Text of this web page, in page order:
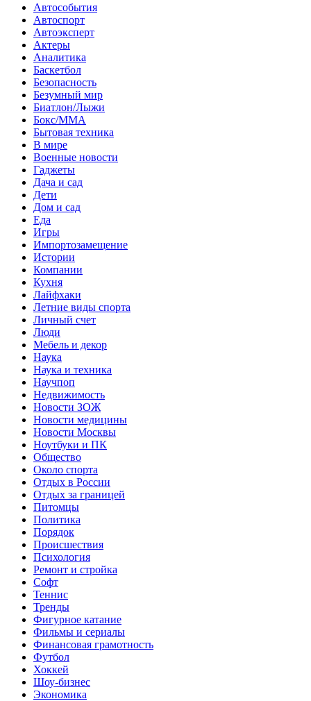
Автособытия
Автоспорт
Автоэксперт
Актеры
Аналитика
Баскетбол
Безопасность
Безумный мир
Биатлон/Лыжи
Бокс/MMA
Бытовая техника
В мире
Военные новости
Гаджеты
Дача и сад
Дети
Дом и сад
Еда
Игры
Импортозамещение
Истории
Компании
Кухня
Лайфхаки
Летние виды спорта
Личный счет
Люди
Мебель и декор
Наука
Наука и техника
Научпоп
Недвижимость
Новости ЗОЖ
Новости медицины
Новости Москвы
Ноутбуки и ПК
Общество
Около спорта
Отдых в России
Отдых за границей
Питомцы
Политика
Порядок
Происшествия
Психология
Ремонт и стройка
Софт
Теннис
Тренды
Фигурное катание
Фильмы и сериалы
Финансовая грамотность
Футбол
Хоккей
Шоу-бизнес
Экономика